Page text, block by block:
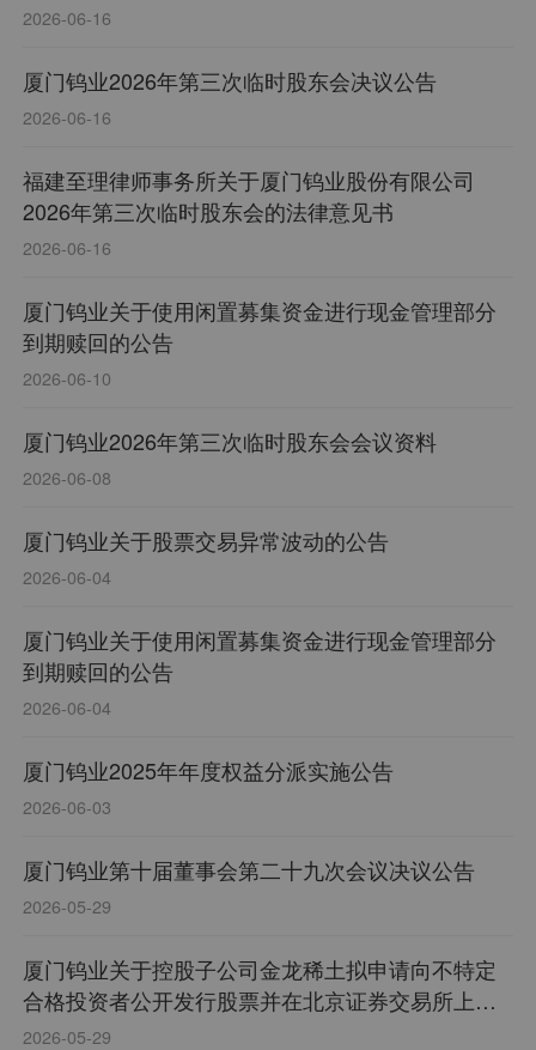
2026-06-16
厦门钨业2026年第三次临时股东会决议公告
2026-06-16
福建至理律师事务所关于厦门钨业股份有限公司
2026年第三次临时股东会的法律意见书
2026-06-16
厦门钨业关于使用闲置募集资金进行现金管理部分
到期赎回的公告
2026-06-10
厦门钨业2026年第三次临时股东会会议资料
2026-06-08
厦门钨业关于股票交易异常波动的公告
2026-06-04
厦门钨业关于使用闲置募集资金进行现金管理部分
到期赎回的公告
2026-06-04
厦门钨业2025年年度权益分派实施公告
2026-06-03
厦门钨业第十届董事会第二十九次会议决议公告
2026-05-29
厦门钨业关于控股子公司金龙稀土拟申请向不特定
合格投资者公开发行股票并在北京证券交易所上市
的公告
2026-05-29